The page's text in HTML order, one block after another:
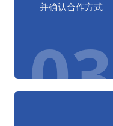
并确认合作方式
03